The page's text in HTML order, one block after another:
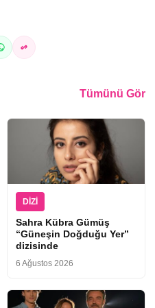
Tümünü Gör
DIZI
Sahra Kübra Gümüş
“Güneşin Doğduğu Yer”
dizisinde
6 Ağustos 2026